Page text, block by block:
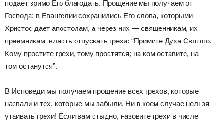
подает зримо Его благодать. Прощение мы получаем от
Господа: в Евангелии сохранились Его слова, которыми
Христос дает апостолам, а через них — священникам, их
преемникам, власть отпускать грехи: “Примите Духа Святого.
Кому простите грехи, тому простятся; на ком оставите, на
том останутся”.
В Исповеди мы получаем прощение всех грехов, которые
назвали и тех, которые мы забыли. Ни в коем случае нельзя
утаивать грехи! Если вам стыдно, назовите грехи в числе